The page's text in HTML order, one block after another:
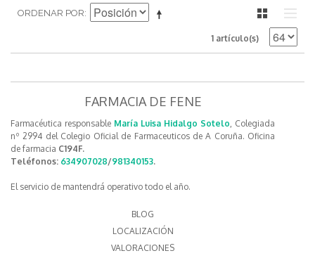
ORDENAR POR
1 artículo(s)
FARMACIA DE FENE
Farmacéutica responsable María Luisa Hidalgo Sotelo, Colegiada
nº 2994 del Colegio Oficial de Farmaceuticos de A Coruña. Oficina
de farmacia C194F.
Teléfonos: 634907028/981340153.
El servicio de mantendrá operativo todo el año.
BLOG
LOCALIZACIÓN
VALORACIONES